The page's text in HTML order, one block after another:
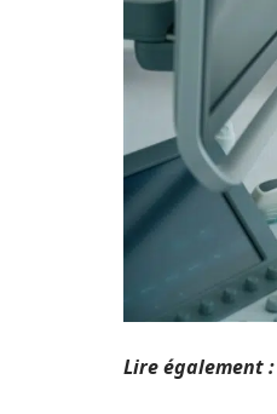
Lire également :